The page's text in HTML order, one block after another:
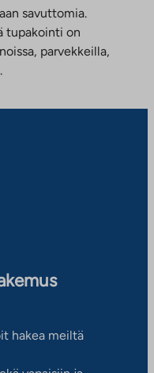
savuttomia.
tupakointi on
parvekkeilla,
hakea meiltä